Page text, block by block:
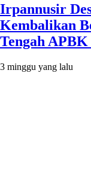
Irpannusir
Kembalikan
Tengah
3 minggu yang lalu